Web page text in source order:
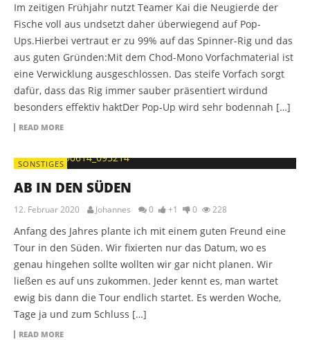
Im zeitigen Frühjahr nutzt Teamer Kai die Neugierde der
Fische voll aus undsetzt daher überwiegend auf Pop-
Ups.Hierbei vertraut er zu 99% auf das Spinner-Rig und das
aus guten Gründen:Mit dem Chod-Mono Vorfachmaterial ist
eine Verwicklung ausgeschlossen. Das steife Vorfach sorgt
dafür, dass das Rig immer sauber präsentiert wirdund
besonders effektiv haktDer Pop-Up wird sehr bodennah […]
READ MORE
SONSTIGES
AB IN DEN SÜDEN
12. Februar 2020 Johannes 0 +1 0 228
Anfang des Jahres plante ich mit einem guten Freund eine
Tour in den Süden. Wir fixierten nur das Datum, wo es
genau hingehen sollte wollten wir gar nicht planen. Wir
ließen es auf uns zukommen. Jeder kennt es, man wartet
ewig bis dann die Tour endlich startet. Es werden Woche,
Tage ja und zum Schluss […]
READ MORE